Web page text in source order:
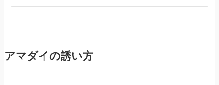
アマダイの誘い方